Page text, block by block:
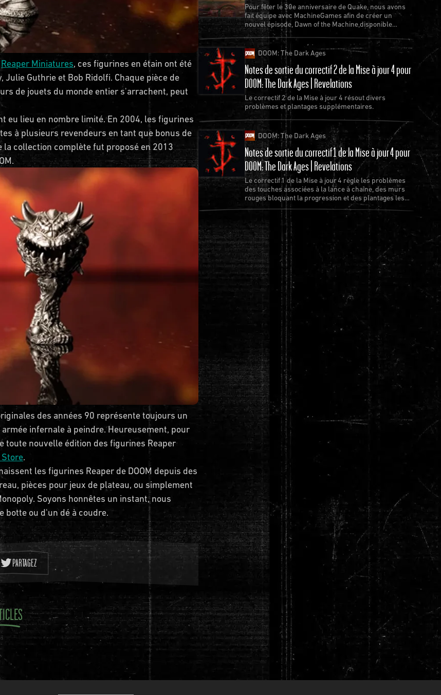
Reaper Miniatures, ces figurines en étain ont été
Guthrie et Bob Ridolfi. Chaque pièce de
de jouets du monde entier s'arrachent, peut
eu lieu en nombre limité. En 2004, les figurines
à plusieurs revendeurs en tant que bonus de
la collection complète fut proposé en 2013
des années 90 représente toujours un
infernale à peindre. Heureusement, pour
toute nouvelle édition des figurines Reaper
Store.
les figurines Reaper de DOOM depuis des
pièces pour jeux de plateau, ou simplement
Soyons honnêtes un instant, nous
botte ou d'un dé à coudre.
PARTAGEZ
Pour fêter le 30e anniversaire de Quake, nous avons
fait équipe avec MachineGames afin de créer un
nouvel épisode, Dawn of the Machine,disponible
gratuitement pour Quake.
DOOM: The Dark Ages
Notes de sortie du correctif 2 de la Mise à jour 4 pour
DOOM: The Dark Ages | Revelations
Le correctif 2 de la Mise à jour 4 résout divers
problèmes et plantages supplémentaires.
DOOM: The Dark Ages
Notes de sortie du correctif 1 de la Mise à jour 4 pour
DOOM: The Dark Ages | Revelations
Le correctif 1 de la Mise à jour 4 règle les problèmes
des touches associées à la lance à chaîne, des murs
rouges bloquant la progression et des plantages les
plus récurrents.